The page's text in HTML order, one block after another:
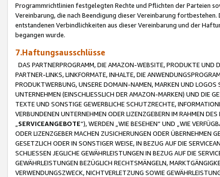
Programmrichtlinien festgelegten Rechte und Pflichten der Parteien
Vereinbarung, die nach Beendigung dieser Vereinbarung
entstandenen Verbindlichkeiten aus dieser Vereinbarung und der
begangen wurde.
7.Haftungsausschlüsse
DAS PARTNERPROGRAMM, DIE AMAZON-WEBSITE, PRODUKTE UND
PARTNER-LINKS, LINKFORMATE, INHALTE, DIE
PRODUKTWERBUNG, UNSERE DOMAIN-NAMEN, MARKEN UND
UNTERNEHMEN (EINSCHLIESSLICH DER AMAZON-MARKEN) UND DIE
TEXTE UND SONSTIGE GEWERBLICHE SCHUTZRECHTE,
VERBUNDENEN UNTERNEHMEN ODER LIZENZGEBERN IM RAHMEN
SERVICEANGEBOTE“), WERDEN „WIE BESEHEN“ UND „WIE
ODER LIZENZGEBER MACHEN ZUSICHERUNGEN ODER ÜBERNEHMEN
GESETZLICH ODER IN SONSTIGER WEISE, IN BEZUG AUF DIE
SCHLIESSEN JEGLICHE GEWÄHRLEISTUNGEN IN BEZUG AUF DIE
GEWÄHRLEISTUNGEN BEZÜGLICH RECHTSMÄNGELN,
VERWENDUNGSZWECK, NICHTVERLETZUNG SOWIE